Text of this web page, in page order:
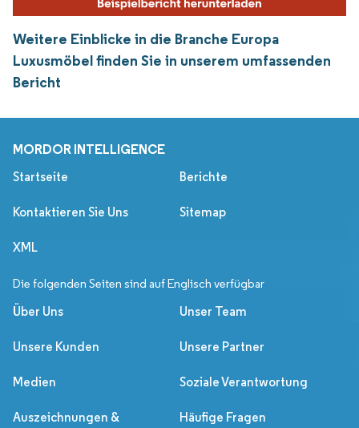
Weitere Einblicke in die Branche Europa
Luxusmöbel finden Sie in unserem umfassenden
Bericht
MORDOR INTELLIGENCE
Startseite Berichte
Kontaktieren Sie Uns Sitemap
XML
Die folgenden Seiten sind auf Englisch verfügbar
Über Uns Unser Team
Unsere Kunden Unsere Partner
Medien Soziale Verantwortung
Auszeichnungen &
Häufige Fragen